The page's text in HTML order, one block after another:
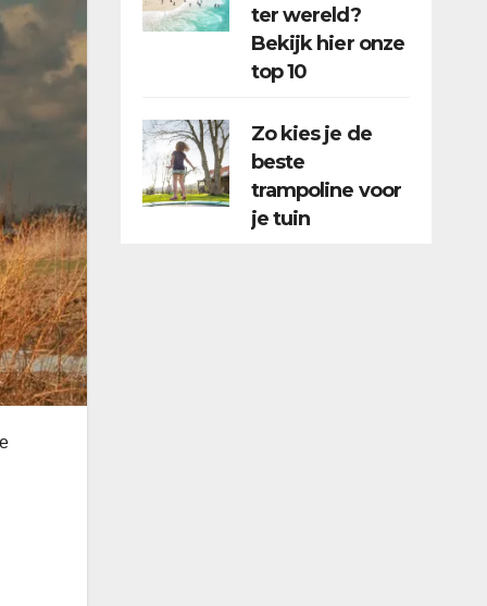
ter wereld?
Bekijk hier onze
top 10
Zo kies je de
beste
trampoline voor
je tuin